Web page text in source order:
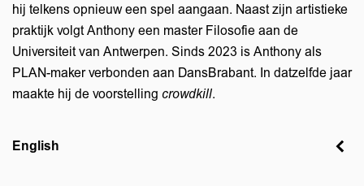
hij telkens opnieuw een spel aangaan. Naast zijn artistieke
praktijk volgt Anthony een master Filosofie aan de
Universiteit van Antwerpen. Sinds 2023 is Anthony als
PLAN-maker verbonden aan DansBrabant. In datzelfde jaar
maakte hij de voorstelling crowdkill.
English